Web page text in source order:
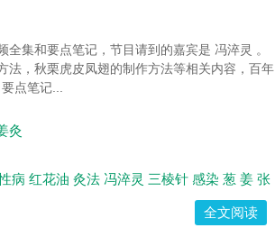
集和要点笔记，节目请到的嘉宾是 冯淬灵 。
法，秋栗虎皮凤翅的制作方法等相关内容，百年
点笔记...
灸
病 红花油 灸法 冯淬灵 三棱针 感染 葱 姜 张
全文阅读